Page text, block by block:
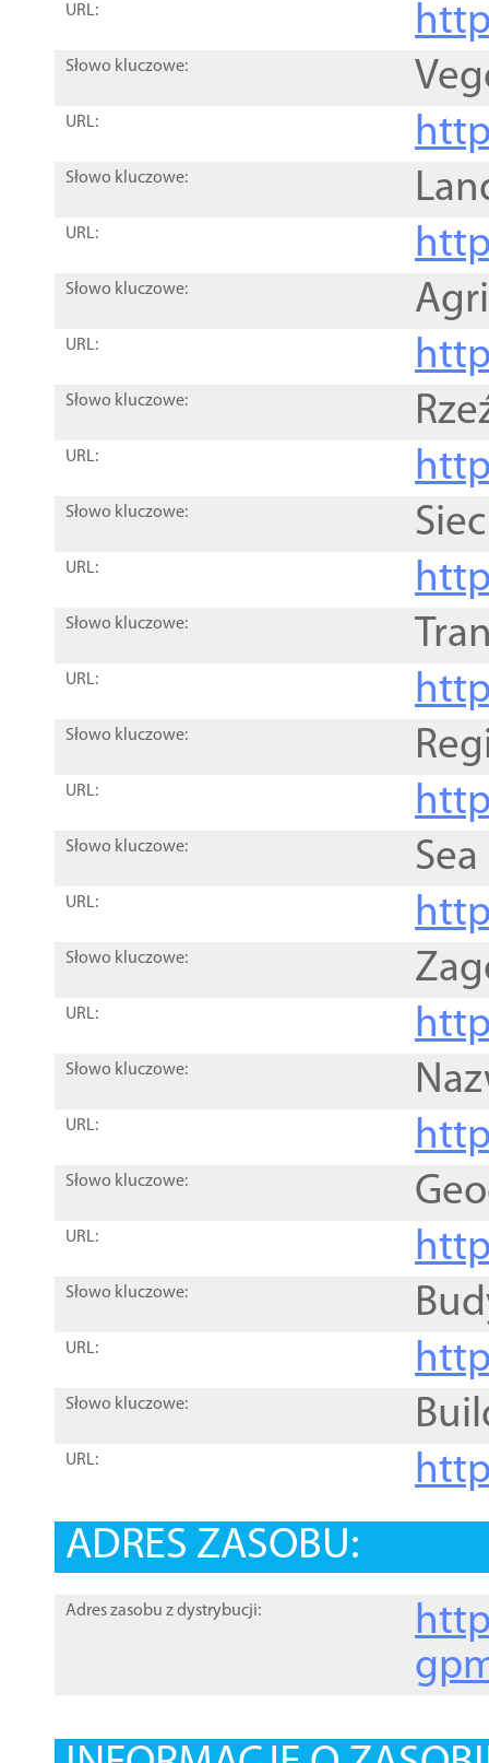
URL:
Słowo kluczowe:
URL:
Słowo kluczowe:
URL:
Słowo kluczowe:
URL:
Słowo kluczowe:
URL:
Słowo kluczowe:
URL:
Słowo kluczowe:
URL:
Słowo kluczowe:
URL:
Słowo kluczowe:
URL:
Słowo kluczowe:
URL:
Słowo kluczowe:
URL:
Słowo kluczowe:
URL:
Słowo kluczowe:
URL:
Słowo kluczowe:
URL:
ADRES ZASOBU:
Adres zasobu z dystrybucji: